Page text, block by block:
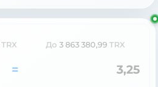
TRX До 3 863 380,99 TRX
= 3,25